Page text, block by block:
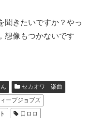
聞きたいですか？やっ
想像もつかないです
セカオワ 楽曲
ーブジョブズ
口ロロ